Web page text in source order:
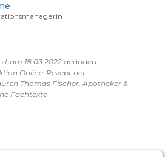
am 18.03.2022 geändert.
Online-Rezept.net
Thomas Fischer, Apotheker &
Fachtexte